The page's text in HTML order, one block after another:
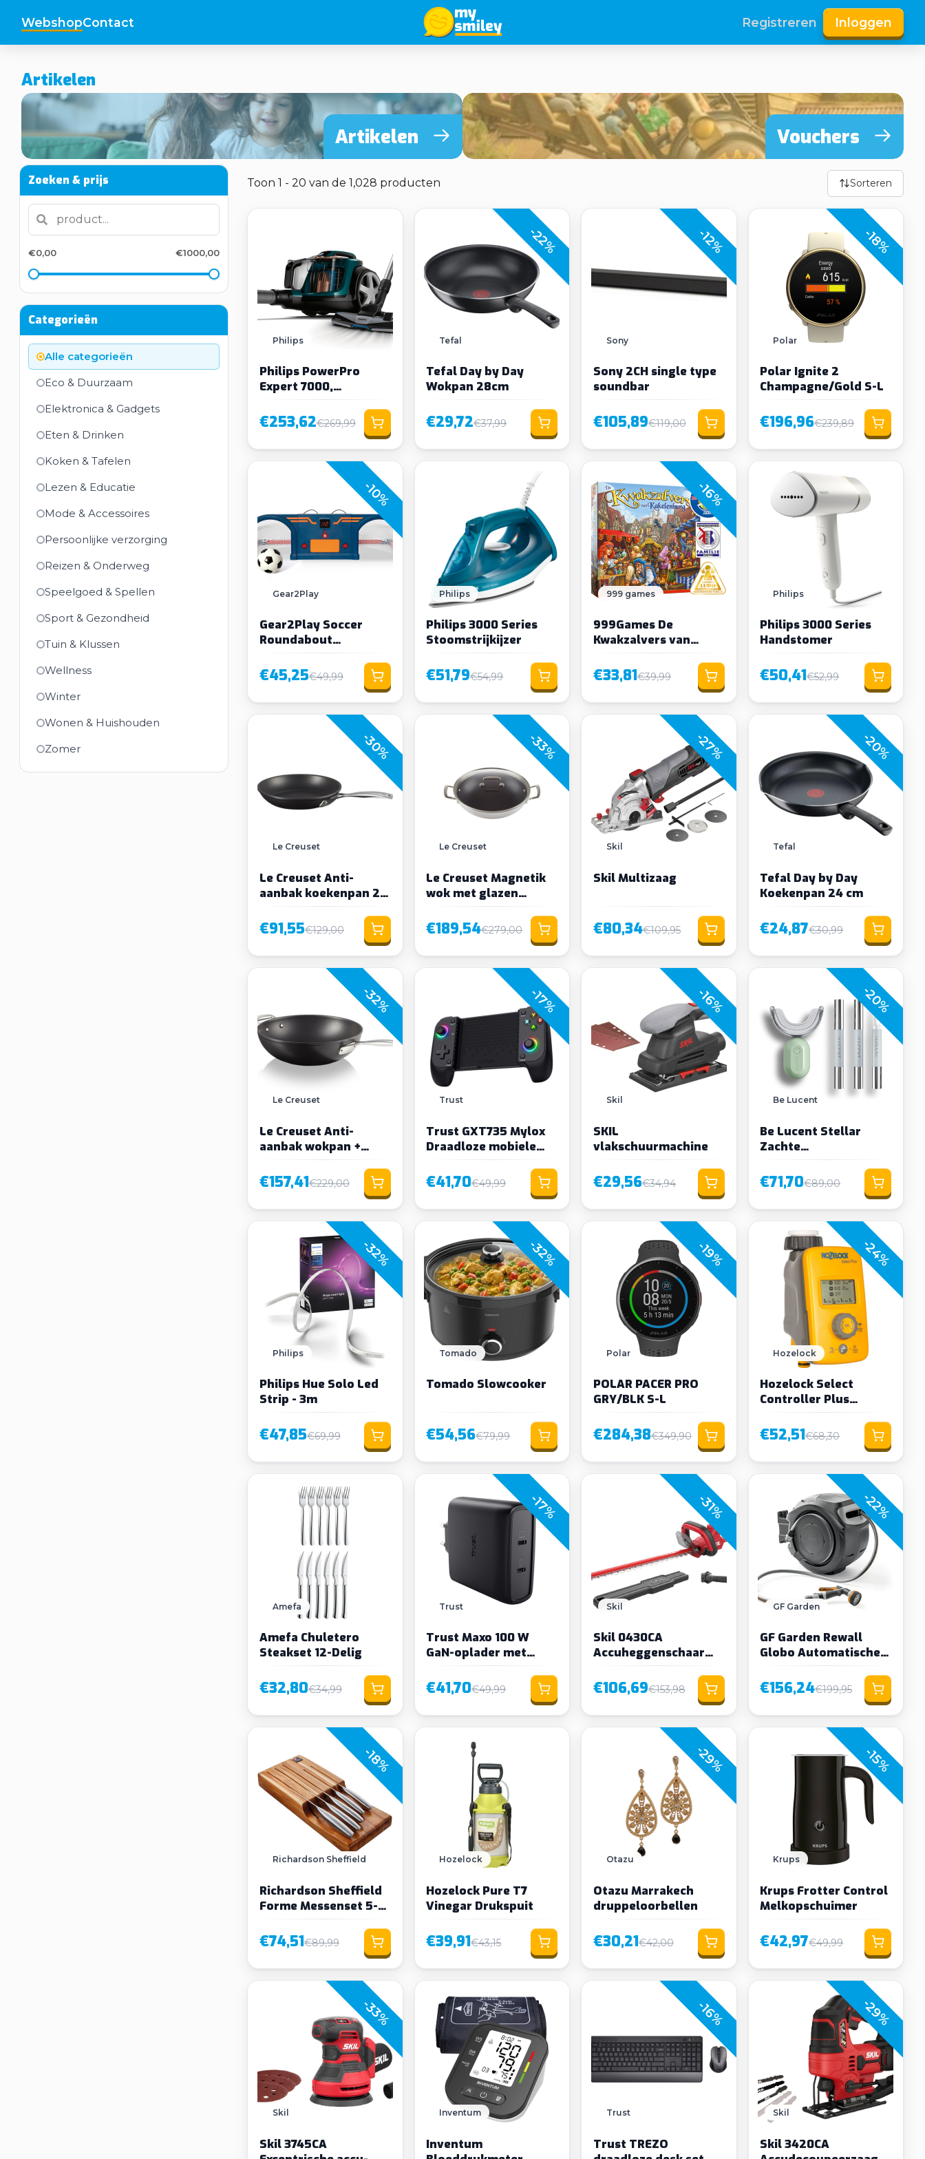
Loading...
WebshopContact Registreren Inloggen
Artikelen
Artikelen Vouchers
Zoeken & prijs
€0,00 €1000,00
Categorieën
Alle categorieën
Eco & Duurzaam
Elektronica & Gadgets
Eten & Drinken
Koken & Tafelen
Lezen & Educatie
Mode & Accessoires
Persoonlijke verzorging
Reizen & Onderweg
Speelgoed & Spellen
Sport & Gezondheid
Tuin & Klussen
Wellness
Winter
Wonen & Huishouden
Zomer
Toon 1 - 20 van de 1,028 producten Sorteren
Philips
Philips PowerPro
Expert 7000,
Stofzuiger zonder zak
€253,62€269,99
-22%
Tefal
Tefal Day by Day
Wokpan 28cm
€29,72€37,99
-12%
Sony
Sony 2CH single type
soundbar
€105,89€119,00
-18%
Polar
Polar Ignite 2
Champagne/Gold S-L
€196,96€239,89
-10%
Gear2Play
Gear2Play Soccer
Roundabout
Voetbalspel
€45,25€49,99
Philips
Philips 3000 Series
Stoomstrijkijzer
€51,79€54,99
-16%
999 games
999Games De
Kwakzalvers van
Kakelenburg
€33,81€39,99
Philips
Philips 3000 Series
Handstomer
€50,41€52,99
-30%
Le Creuset
Le Creuset Anti-
aanbak koekenpan 20
€91,55€129,00
-33%
Le Creuset
Le Creuset Magnetik
wok met glazen
€189,54€279,00
-27%
Skil
Skil Multizaag
€80,34€109,95
-20%
Tefal
Tefal Day by Day
Koekenpan 24 cm
€24,87€30,99
-32%
Le Creuset
Le Creuset Anti-
aanbak wokpan +
handvat 30 cm
€157,41€229,00
-17%
Trust
Trust GXT735 Mylox
Draadloze mobiele
gamecontroller
€41,70€49,99
-16%
Skil
SKIL
vlakschuurmachine
€29,56€34,94
-20%
Be Lucent
Be Lucent Stellar
Zachte
Tandenbleekset
€71,70€89,00
-32%
Philips
Philips Hue Solo Led
Strip - 3m
€47,85€69,99
-32%
Tomado
Tomado Slowcooker
€54,56€79,99
-19%
Polar
POLAR PACER PRO
GRY/BLK S-L
€284,38€349,90
-24%
Hozelock
Hozelock Select
Controller Plus
watercomputer
€52,51€68,30
Amefa
Amefa Chuletero
Steakset 12-Delig
€32,80€34,99
-17%
Trust
Trust Maxo 100 W
GaN-oplader met
twee USB-C-poorten
€41,70€49,99
-31%
Skil
Skil 0430CA
Accuheggenschaar
incl. accu en lader
€106,69€153,98
-22%
GF Garden
GF Garden Rewall
Globo Automatische
Muurhaspel 30m
€156,24€199,95
-18%
Richardson Sheffield
Richardson Sheffield
Forme Messenset 5-
€74,51€89,99
Hozelock
Hozelock Pure T7
Vinegar Drukspuit
€39,91€43,15
-29%
Otazu
Otazu Marrakech
druppeloorbellen
€30,21€42,00
-15%
Krups
Krups Frotter Control
Melkopschuimer
€42,97€49,99
-33%
Skil
Skil 3745CA
Inventum
Inventum
-16%
Trust
Trust TREZO
-29%
Skil
Skil 3420CA